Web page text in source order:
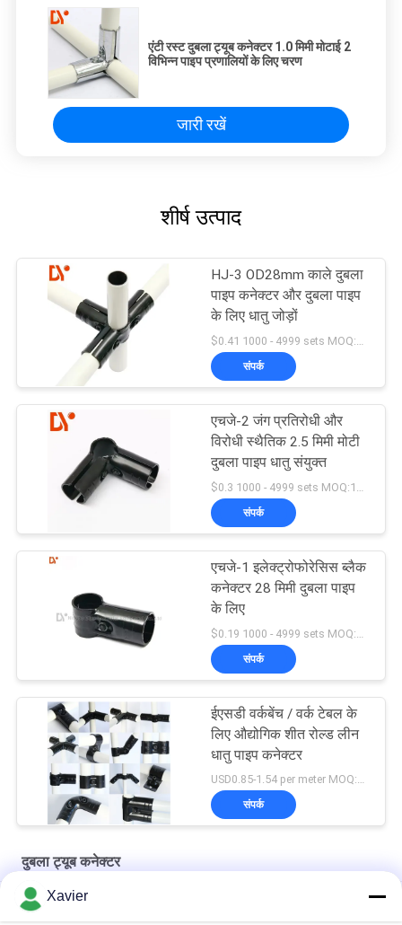
एंटी रस्ट दुबला ट्यूब कनेक्टर 1.0 मिमी मोटाई 2
विभिन्न पाइप प्रणालियों के लिए चरण
जारी रखें
शीर्ष उत्पाद
HJ-3 OD28mm काले दुबला
पाइप कनेक्टर और दुबला पाइप
के लिए धातु जोड़ों
$0.41 1000 - 4999 sets MOQ:1000
संपर्क
एचजे-2 जंग प्रतिरोधी और
विरोधी स्थैतिक 2.5 मिमी मोटी
दुबला पाइप धातु संयुक्त
संपर्क
एचजे-1 इलेक्ट्रोफोरेसिस ब्लैक
कनेक्टर 28 मिमी दुबला पाइप
के लिए
संपर्क
ईएसडी वर्कबेंच / वर्क टेबल के
लिए औद्योगिक शीत रोल्ड लीन
धातु पाइप कनेक्टर
USD0.85-1.54 per meter MOQ:600 मीटर
संपर्क
दुबला ट्यूब कनेक्टर
विरोधी स्थैतिक धातु दुबला ट्यूब कनेक्टर शीत वेल्डेड ISO9001 प्रमाणन
Xavier